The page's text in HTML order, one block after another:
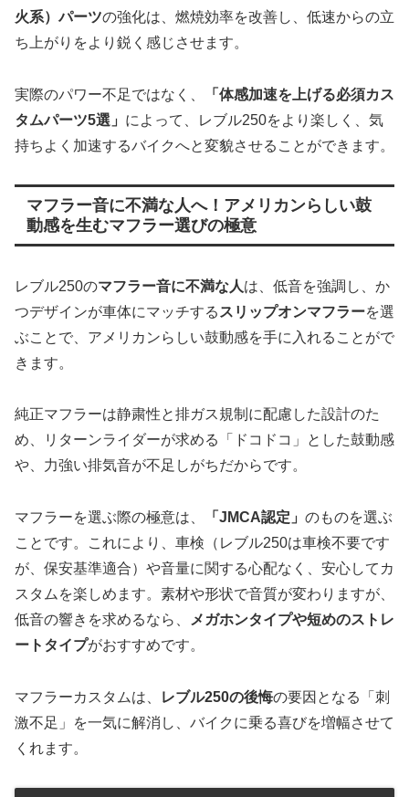
火系）パーツの強化は、燃焼効率を改善し、低速からの立
ち上がりをより鋭く感じさせます。
実際のパワー不足ではなく、
「体感加速を上げる必須カス
タムパーツ5選」 によって、レブル250をより楽しく、気
持ちよく加速するバイクへと変貌させることができます。
マフラー音に不満な人へ！アメリカンらしい鼓
動感を生むマフラー選びの極意
レブル250のマフラー音に不満な人は、低音を強調し、か
つデザインが車体にマッチする スリップオンマフラーを選
ぶことで、アメリカンらしい鼓動感を手に入れることがで
きます。
純正マフラーは静粛性と排ガス規制に配慮した設計のた
め、リターンライダーが求める「ドコドコ」とした鼓動感
や、力強い排気音が不足しがちだからです。
マフラーを選ぶ際の極意は、 「JMCA認定」 のものを選ぶ
ことです。これにより、車検（レブル250は車検不要です
が、保安基準適合）や音量に関する心配なく、安心してカ
スタムを楽しめます。素材や形状で音質が変わりますが、
低音の響きを求めるなら、
メガホンタイプや短めのストレ
ートタイプがおすすめです。
マフラーカスタムは、 レブル250の後悔の要因となる「刺
激不足」を一気に解消し、バイクに乗る喜びを増幅させて
くれます。